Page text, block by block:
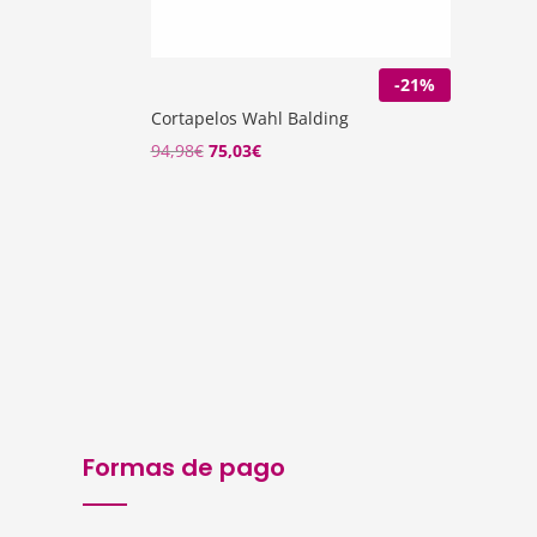
-21%
Cortapelos Wahl Balding
94,98€ 75,03€
Formas de pago